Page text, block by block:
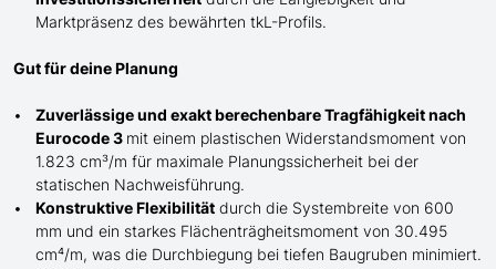
Marktpräsenz des bewährten tkL-Profils.
Gut für deine Planung
Zuverlässige und exakt berechenbare Tragfähigkeit nach
Eurocode 3 mit einem plastischen Widerstandsmoment von
1.823 cm³/m für maximale Planungssicherheit bei der
statischen Nachweisführung.
Konstruktive Flexibilität durch die Systembreite von 600
mm und ein starkes Flächenträgheitsmoment von 30.495
cm⁴/m, was die Durchbiegung bei tiefen Baugruben minimiert.